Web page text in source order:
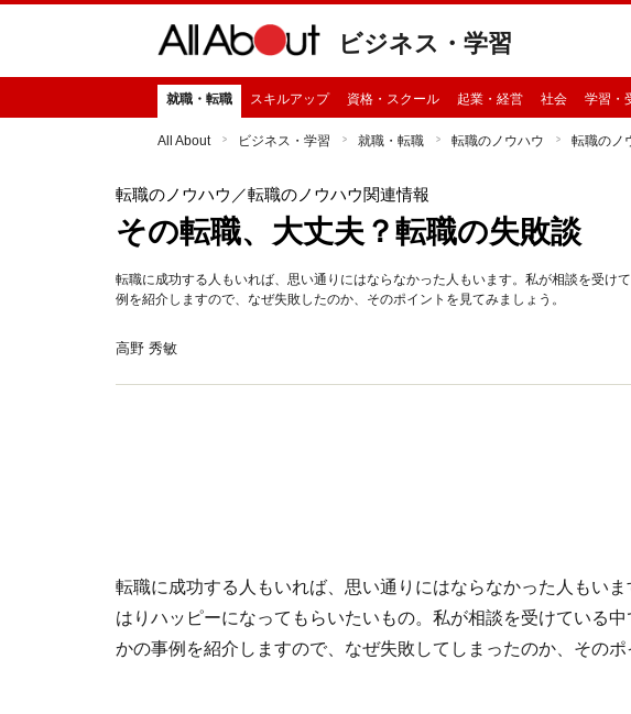
ビジネス・学習
就職・転職 スキルアップ 資格・スクール 起業・経営 社会 学習・
All About ビジネス・学習 就職・転職 転職のノウハウ 転職のノ
転職のノウハウ ／転職のノウハウ関連情報
その転職、大丈夫？転職の失敗談
転職に成功する人もいれば、思い通りにはならなかった人もいます。私が相談を受け
例を紹介しますので、なぜ失敗したのか、そのポイントを見てみましょう。
高野 秀敏
転職に成功する人もいれば、思い通りにはならなかった人もい
はりハッピーになってもらいたいもの。私が相談を受けている
かの事例を紹介しますので、なぜ失敗してしまったのか、そのポ